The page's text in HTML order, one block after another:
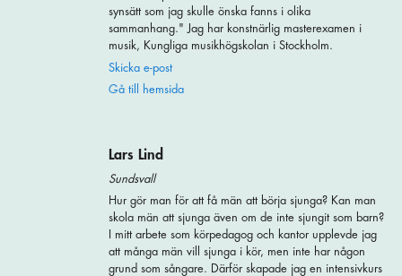
synsätt som jag skulle önska fanns i olika
sammanhang." Jag har konstnärlig masterexamen i
musik, Kungliga musikhögskolan i Stockholm.
Skicka e-post
Gå till hemsida
Lars Lind
Sundsvall
Hur gör man för att få män att börja sjunga? Kan man
skola män att sjunga även om de inte sjungit som barn?
I mitt arbete som körpedagog och kantor upplevde jag
att många män vill sjunga i kör, men inte har någon
grund som sångare. Därför skapade jag en intensivkurs